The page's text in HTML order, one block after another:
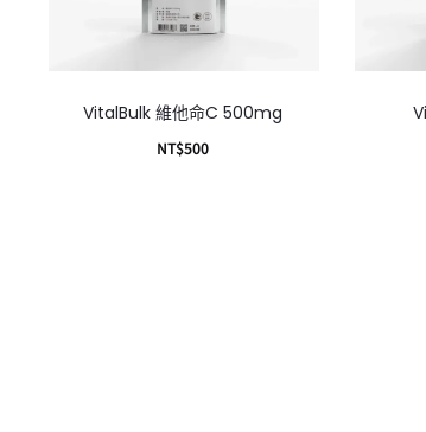
VitalBulk 維他命C 500mg
NT$500